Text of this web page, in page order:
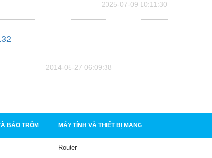
2025-07-09 10:11:30
2014-05-27 06:09:38
BÁO TRỘM MÁY TÍNH VÀ THIẾT BỊ MẠNG
Router